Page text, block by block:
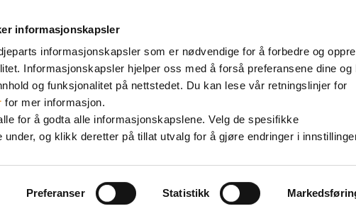
informasjonskapsler
informasjonskapsler som er nødvendige for å forbedre og
Informasjonskapsler hjelper oss med å forså preferansene dine og
og funksjonalitet på nettstedet. Du kan lese vår retningslinjer for
for mer informasjon.
for å godta alle informasjonskapslene. Velg de spesifikke
under, og klikk deretter på tillat utvalg for å gjøre endringer i
Preferanser Statistikk